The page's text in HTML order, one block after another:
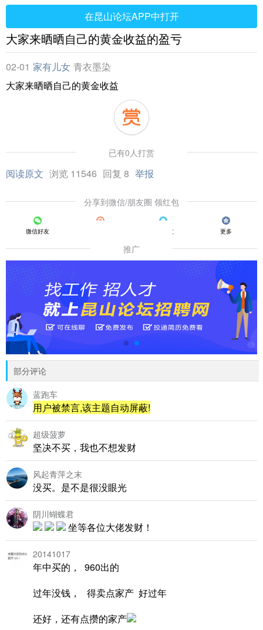
在昆山论坛APP中打开
大家来晒晒自己的黄金收益的盈亏
02-01 家有儿女 青衣墨染
大家来晒晒自己的黄金收益
已有0人打赏
阅读原文 浏览 11546 回复 8 举报
分享到微信/朋友圈 领红包
微信好友 QQ好友 更多
推广
部分评论
蓝跑车
用户被禁言,该主题自动屏蔽!
超级菠萝
坚决不买，我也不想发财
风起青萍之末
没买。是不是很没眼光
阴川蝴蝶君
坐等各位大佬发财！
20141017
年中买的， 960出的
过年没钱， 得卖点家产 好过年
还好，还有点攒的家产